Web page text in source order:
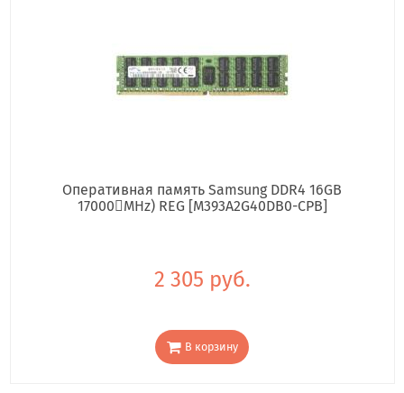
Оперативная память Samsung DDR4 16GB
17000񢋕MHz) REG [M393A2G40DB0-CPB]
2 305 руб.
В корзину